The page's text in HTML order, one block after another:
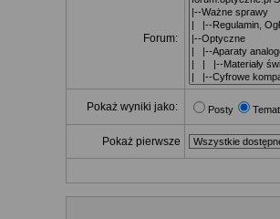
Forum:
Pokaż wyniki jako: Posty
Pokaż pierwsze